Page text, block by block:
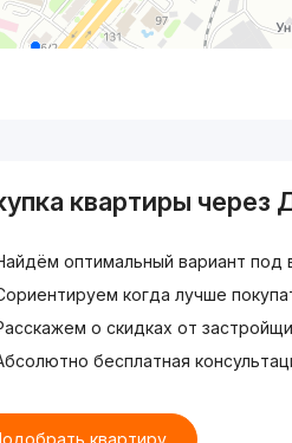
квартиры через
оптимальный вариант под
когда лучше
о скидках от
бесплатная
квартиру